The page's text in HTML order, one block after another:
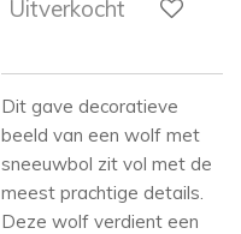
Uitverkocht
Dit gave decoratieve
beeld van een wolf met
sneeuwbol zit vol met de
meest prachtige details.
Deze wolf verdient een